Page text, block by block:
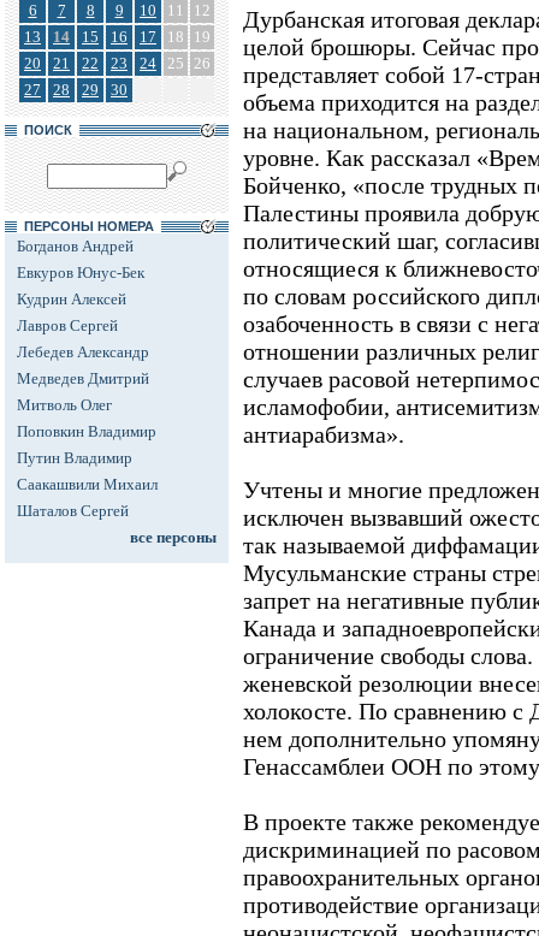
6
7 8 9 10 11
12
13
14 15 16 17 18
19
20
21 22 23 24 25 26
27
28 29 30
ПОИСК
ПЕРСОНЫ НОМЕРА
Богданов Андрей
Евкуров Юнус-Бек
Кудрин Алексей
Лавров Сергей
Лебедев Александр
Медведев Дмитрий
Митволь Олег
Поповкин Владимир
Путин Владимир
Саакашвили Михаил
Шаталов Сергей
все персоны
Дурбанская итоговая
целой брошюры. Сейчас
представляет собой 17-
объема приходится на
на национальном,
уровне. Как рассказал
Бойченко, «после трудных
Палестины проявила
политический шаг,
относящиеся к
по словам российского
озабоченность в связи с
отношении различных
случаев расовой
исламофобии,
антиарабизма».
Учтены и многие
исключен вызвавший
так называемой
Мусульманские страны
запрет на негативные
Канада и
ограничение свободы
женевской резолюции
холокосте. По сравнению с
нем дополнительно
Генассамблеи ООН по
В проекте также
дискриминацией по
правоохранительных
противодействие